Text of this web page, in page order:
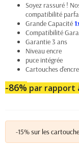
Soyez rassuré !
compatibilité
Grande Capacité
Compatibilité
Garantie 3 ans
Niveau encre
puce intégrée
Cartouches
-86% par rapport
-15% sur les